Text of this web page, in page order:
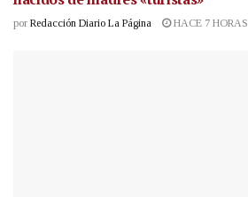
por Redacción Diario La Página HACE 7 HORAS